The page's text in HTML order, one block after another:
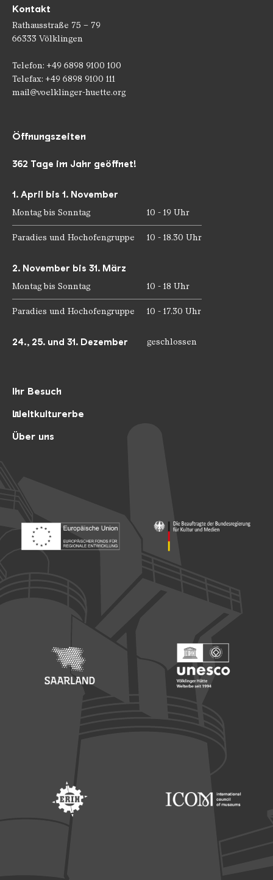
Kontakt
Rathausstraße 75 – 79
66333 Völklingen
Telefon: +49 6898 9100 100
Telefax: +49 6898 9100 111
mail@voelklinger-huette.org
Ihr Besuch
Weltkulturerbe
Über uns
Öffnungszeiten
362 Tage im Jahr geöffnet!
1. April bis 1. November
Montag bis Sonntag 10 - 19 Uhr
Paradies und Hochofengruppe 10 - 18.30 Uhr
2. November bis 31. März
Montag bis Sonntag 10 - 18 Uhr
Paradies und Hochofengruppe 10 - 17.30 Uhr
24., 25. und 31. Dezember geschlossen